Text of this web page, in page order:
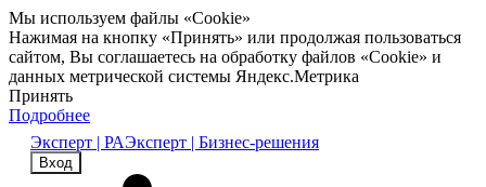
Мы используем файлы «Cookie»
Нажимая на кнопку «Принять» или продолжая пользоваться
сайтом, Вы соглашаетесь на обработку файлов «Cookie» и
данных метрической системы Яндекс.Метрика
Принять
Подробнее
Эксперт | РАЭксперт | Бизнес-решения
Вход